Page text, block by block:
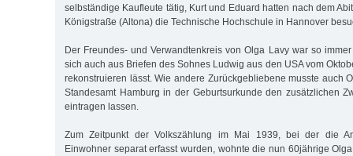
selbständige Kaufleute tätig, Kurt und Eduard hatten nach dem
Königstraße (Altona) die Technische Hochschule in Hannover
Der Freundes- und Verwandtenkreis von Olga Lavy war so
sich auch aus Briefen des Sohnes Ludwig aus den USA vom
rekonstruieren lässt. Wie andere Zurückgebliebene musste auch
Standesamt Hamburg in der Geburtsurkunde den zusätzlichen
eintragen lassen.
Zum Zeitpunkt der Volkszählung im Mai 1939, bei der die
Einwohner separat erfasst wurden, wohnte die nun 60jährige